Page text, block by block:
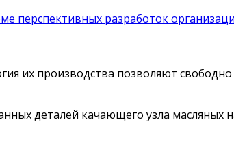
перспективных разработок
их производства позволяют
деталей качающего узла масляных